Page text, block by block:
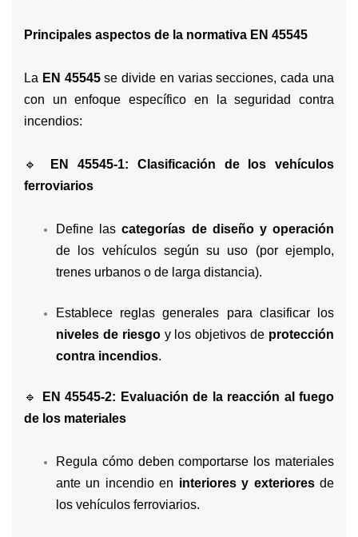
Principales aspectos de la normativa EN 45545
La EN 45545se divide en varias secciones, cada una
con un enfoque específico en la seguridad contra
incendios:
🔹
EN 45545-1: Clasificación de los vehículos
ferroviarios
Define lascategorías de diseño y operación
de los vehículos según su uso (por ejemplo,
trenes urbanos o de larga distancia).
Establece reglas generales para clasificar los
niveles de riesgoy los objetivos de protección
contra incendios.
🔹
EN 45545-2: Evaluación de la reacción al fuego
de los materiales
Regula cómo deben comportarse los materiales
ante un incendio en interiores y exterioresde
los vehículos ferroviarios.